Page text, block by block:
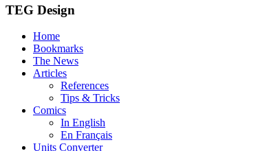
TEG Design
Home
Bookmarks
The News
Articles
References
Tips & Tricks
Comics
In English
En Français
Units Converter